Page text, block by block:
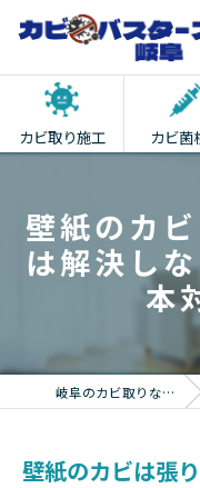
カビ取り施工 カビ菌
壁紙のカ
は解決し
本
岐阜のカビ取りならカビバスターズ岐阜
壁紙のカビは張